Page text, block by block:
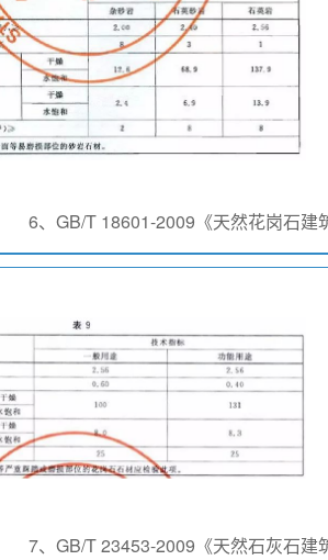
6、GB/T 18601-2009《天然花岗石建
7、GB/T 23453-2009《天然石灰石建